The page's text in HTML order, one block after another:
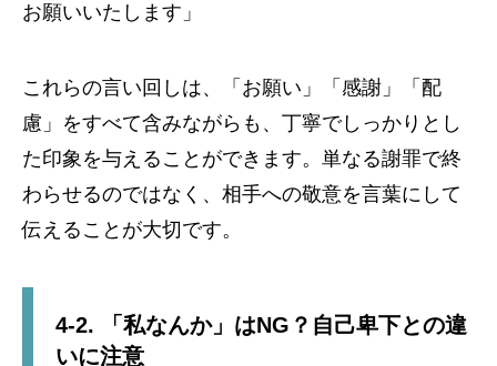
お願いいたします」
これらの言い回しは、「お願い」「感謝」「配
慮」をすべて含みながらも、丁寧でしっかりとし
た印象を与えることができます。単なる謝罪で終
わらせるのではなく、相手への敬意を言葉にして
伝えることが大切です。
4-2. 「私なんか」はNG？自己卑下との違
いに注意